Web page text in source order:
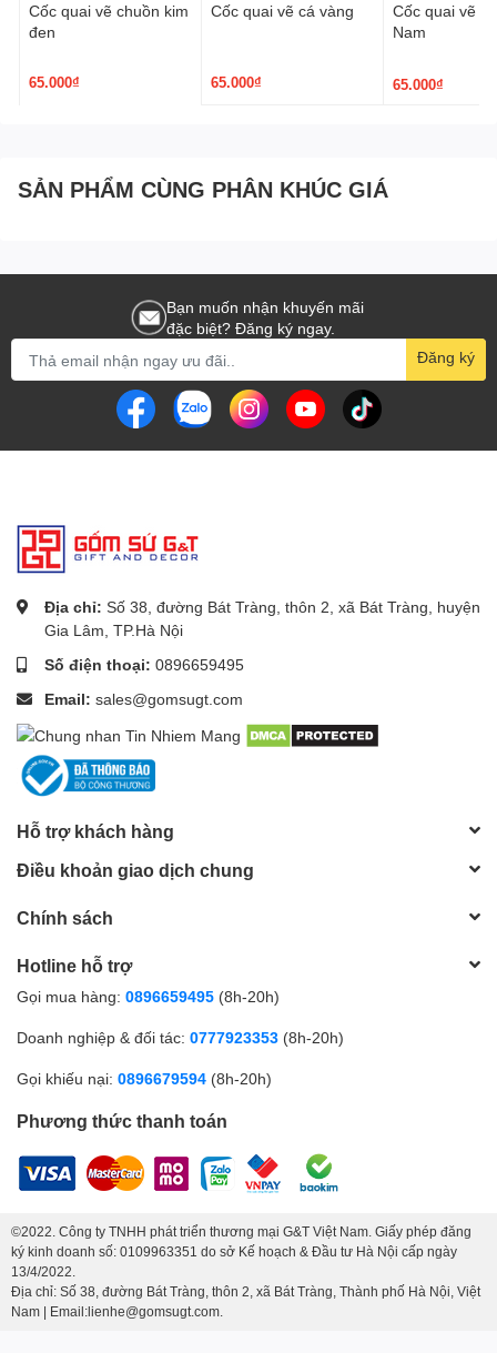
Cốc quai vẽ chuồn kim
đen
65.000₫
Cốc quai vẽ cá vàng
65.000₫
Cốc quai vẽ
Nam
65.000₫
SẢN PHẨM CÙNG PHÂN KHÚC GIÁ
Bạn muốn nhận khuyến mãi
đặc biệt? Đăng ký ngay.
Đăng ký
Địa chỉ: Số 38, đường Bát Tràng, thôn 2, xã Bát Tràng, huyện
Gia Lâm, TP.Hà Nội
Số điện thoại: 0896659495
Email: sales@gomsugt.com
Hỗ trợ khách hàng
Điều khoản giao dịch chung
Chính sách
Hotline hỗ trợ
Gọi mua hàng: 0896659495 (8h-20h)
Doanh nghiệp & đối tác: 0777923353 (8h-20h)
Gọi khiếu nại: 0896679594 (8h-20h)
Phương thức thanh toán
©2022. Công ty TNHH phát triển thương mại G&T Việt Nam. Giấy phép đăng
ký kinh doanh số: 0109963351 do sở Kế hoạch & Đầu tư Hà Nội cấp ngày
13/4/2022.
Địa chỉ: Số 38, đường Bát Tràng, thôn 2, xã Bát Tràng, Thành phố Hà Nội, Việt
Nam | Email:lienhe@gomsugt.com.